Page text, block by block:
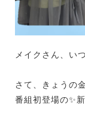
メイクさん、い
さて、きょうの
番組初登場の✨